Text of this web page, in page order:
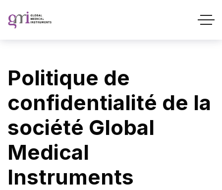
Politique de
confidentialité de la
société Global
Medical
Instruments